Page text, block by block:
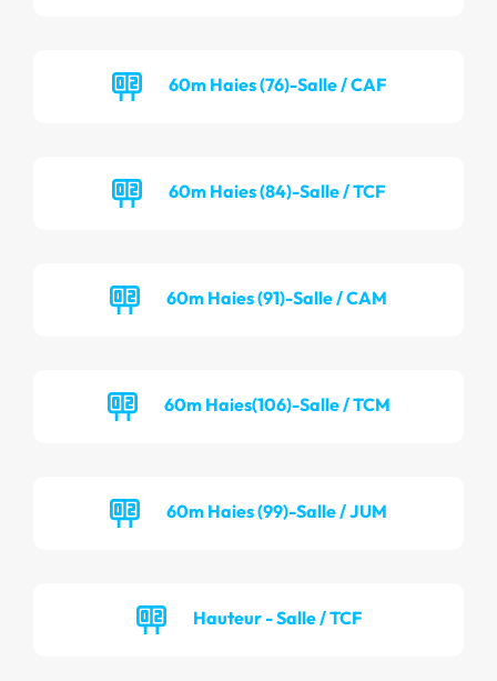
60m Haies (76)-Salle / CAF
60m Haies (84)-Salle / TCF
60m Haies (91)-Salle / CAM
60m Haies(106)-Salle / TCM
60m Haies (99)-Salle / JUM
Hauteur - Salle / TCF